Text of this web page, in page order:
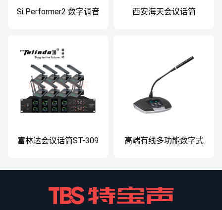
Si Performer2 数字调音
西安海天会议话筒
富林达会议话筒ST-309
高端有线多功能数字式